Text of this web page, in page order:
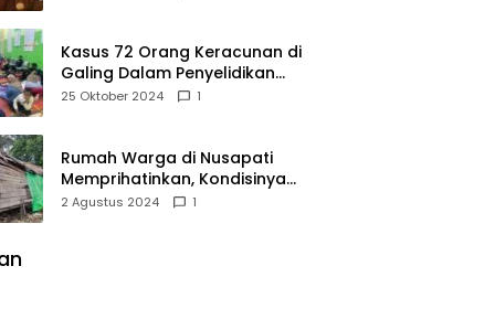
Kasus 72 Orang Keracunan di
Galing Dalam Penyelidikan
Polres Sambas
25 Oktober 2024 1
Rumah Warga di Nusapati
Memprihatinkan, Kondisinya
Nyaris Roboh dan Tidak Layak
2 Agustus 2024 1